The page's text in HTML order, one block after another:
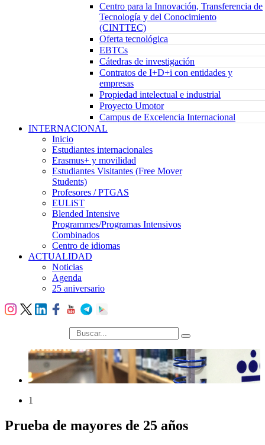
Centro para la Innovación, Transferencia de
Tecnología y del Conocimiento
(CINTTEC)
Oferta tecnológica
EBTCs
Cátedras de investigación
Contratos de I+D+i con entidades y
empresas
Propiedad intelectual e industrial
Proyecto Umotor
Campus de Excelencia Internacional
INTERNACIONAL
Inicio
Estudiantes internacionales
Erasmus+ y movilidad
Estudiantes Visitantes (Free Mover
Students)
Profesores / PTGAS
EULiST
Blended Intensive
Programmes/Programas Intensivos
Combinados
Centro de idiomas
ACTUALIDAD
Noticias
Agenda
25 aniversario
búsqueda
1
Prueba de mayores de 25 años